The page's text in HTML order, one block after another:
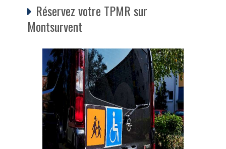
Réservez votre TPMR sur
Montsurvent